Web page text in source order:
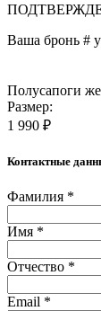
Ваша бронь #
Полусапоги
Размер:
1 990 ₽
Контактные
Фамилия *
Имя *
Отчество *
Email *